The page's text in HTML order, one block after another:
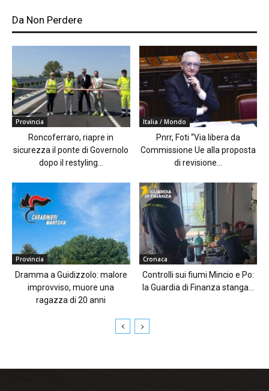
Da Non Perdere
Provincia
Roncoferraro, riapre in
sicurezza il ponte di Governolo
dopo il restyling...
Italia / Mondo
Pnrr, Foti “Via libera da
Commissione Ue alla proposta
di revisione...
Provincia
Dramma a Guidizzolo: malore
improvviso, muore una
ragazza di 20 anni
Cronaca
Controlli sui fiumi Mincio e Po:
la Guardia di Finanza stanga...